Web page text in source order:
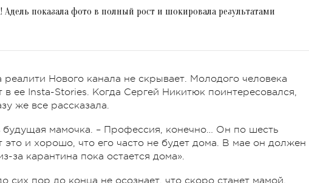
Адель показала фото в полный рост и шокировала результатами
Нового канала не скрывает. Молодого человека
в ее Insta-Stories. Когда Сергей Никитюк поинтересовался,
же все рассказала.
мамочка. – Профессия, конечно… Он по шесть
и хорошо, что его часто не будет дома. В мае он должен
за карантина пока остается дома».
сих пор до конца не осознает, что скоро станет мамой.